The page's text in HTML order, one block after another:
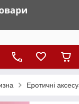
Еротичні